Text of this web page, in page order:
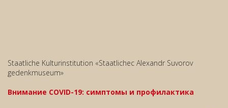
Staatliche Kulturinstitution «Staatlichec Alexandr Suvorov
gedenkmuseum»
Внимание COVID-19: симптомы и профилактика